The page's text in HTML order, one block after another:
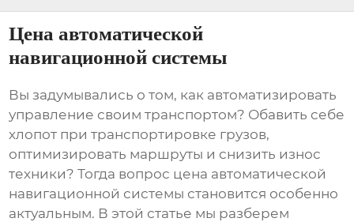
Цена автоматической
навигационной системы
Вы задумывались о том, как автоматизировать
управление своим транспортом? Обавить себе
хлопот при транспортировке грузов,
оптимизировать маршруты и снизить износ
техники? Тогда вопрос цена автоматической
навигационной системы становится особенно
актуальным. В этой статье мы разберем